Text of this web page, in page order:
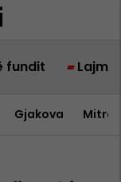
fundit Lajme
Gjakova